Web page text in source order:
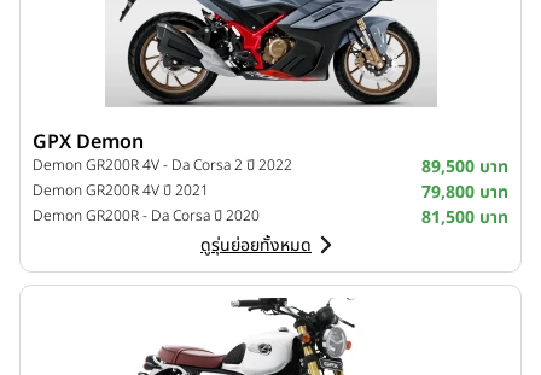
GPX Demon
Demon GR200R 4V - Da Corsa 2 ปี 2022 89,500 บาท
Demon GR200R 4V ปี 2021 79,800 บาท
Demon GR200R - Da Corsa ปี 2020
81,500 บาท
ดูรุ่นย่อยทั้งหมด